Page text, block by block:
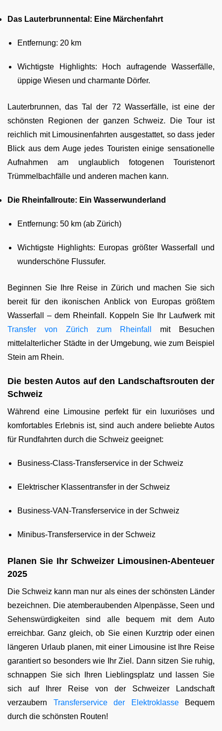
Das Lauterbrunnental: Eine Märchenfahrt
Entfernung: 20 km
Wichtigste Highlights: Hoch aufragende Wasserfälle,
üppige Wiesen und charmante Dörfer.
Lauterbrunnen, das Tal der 72 Wasserfälle, ist eine der
schönsten Regionen der ganzen Schweiz. Die Tour ist
reichlich mit Limousinenfahrten ausgestattet, so dass jeder
Blick aus dem Auge jedes Touristen einige sensationelle
Aufnahmen am unglaublich fotogenen Touristenort
Trümmelbachfälle und anderen machen kann.
Die Rheinfallroute: Ein Wasserwunderland
Entfernung: 50 km (ab Zürich)
Wichtigste Highlights: Europas größter Wasserfall und
wunderschöne Flussufer.
Beginnen Sie Ihre Reise in Zürich und machen Sie sich
bereit für den ikonischen Anblick von Europas größtem
Wasserfall – dem Rheinfall. Koppeln Sie Ihr Laufwerk mit
Transfer von Zürich zum Rheinfall
mit Besuchen
mittelalterlicher Städte in der Umgebung, wie zum Beispiel
Stein am Rhein.
Die besten Autos auf den Landschaftsrouten der
Schweiz
Während eine Limousine perfekt für ein luxuriöses und
komfortables Erlebnis ist, sind auch andere beliebte Autos
für Rundfahrten durch die Schweiz geeignet:
Business-Class-Transferservice in der Schweiz
Elektrischer Klassentransfer in der Schweiz
Business-VAN-Transferservice in der Schweiz
Minibus-Transferservice in der Schweiz
Planen Sie Ihr Schweizer Limousinen-Abenteuer
2025
Die Schweiz kann man nur als eines der schönsten Länder
bezeichnen. Die atemberaubenden Alpenpässe, Seen und
Sehenswürdigkeiten sind alle bequem mit dem Auto
erreichbar. Ganz gleich, ob Sie einen Kurztrip oder einen
längeren Urlaub planen, mit einer Limousine ist Ihre Reise
garantiert so besonders wie Ihr Ziel. Dann sitzen Sie ruhig,
schnappen Sie sich Ihren Lieblingsplatz und lassen Sie
sich auf Ihrer Reise von der Schweizer Landschaft
verzaubern Transferservice der ElektroklasseBequem
durch die schönsten Routen!